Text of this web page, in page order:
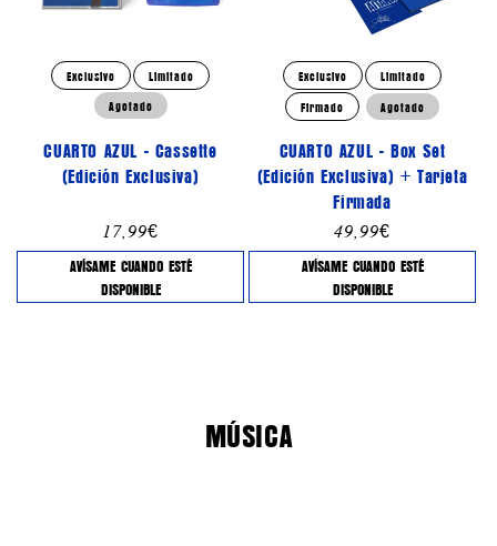
Exclusivo
Limitado
Agotado
CUARTO AZUL - Cassette
(Edición Exclusiva)
Precio
habitual
17,99€
AVÍSAME CUANDO ESTÉ
DISPONIBLE
Exclusivo
Limitado
Firmado
Agotado
CUARTO AZUL - Box Set
(Edición Exclusiva) + Tarjeta
Firmada
Precio
habitual
49,99€
AVÍSAME CUANDO ESTÉ
DISPONIBLE
MÚSICA